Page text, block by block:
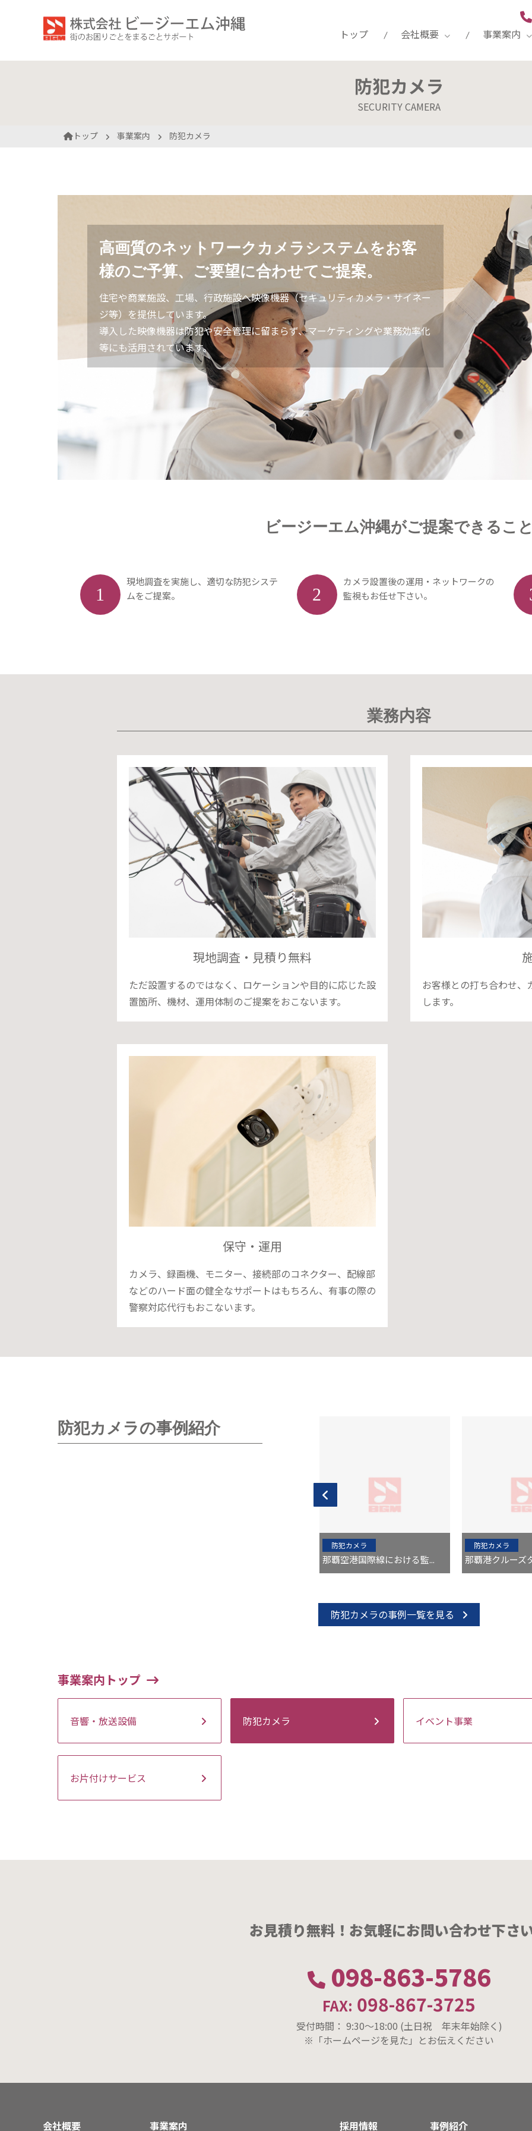
トップ 会社概要
ご挨拶
事業案内
防犯カメラ
新卒募集要項
防犯カメラ
SECURITY CAMERA
トップ 事業案内 防犯カメラ
高画質のネットワークカメラシステムをお客
様のご予算、ご要望に合わせてご提案。
住宅や商業施設、工場、行政施設へ映像機器（セキュリティカメラ・サイネー
ジ等）を提供しています。
導入した映像機器は防犯や安全管理に留まらず、マーケティングや業務効率化
等にも活用されています。
ビージーエム沖縄がご提案できるこ
1
現地調査を実施し、適切な防犯システ
ムをご提案。
2
カメラ設置後の運用・ネットワークの
監視もお任せ下さい。
業務内容
現地調査・見積り無料
ただ設置するのではなく、ロケーションや目的に応じた設
置箇所、機材、運用体制のご提案をおこないます。
お客様との打ち合わせ、
します。
保守・運用
カメラ、録画機、モニター、接続部のコネクター、配線部
などのハード面の健全なサポートはもちろん、有事の際の
警察対応代行もおこないます。
防犯カメラの事例紹介
防犯カメラ
那覇空港国際線における監...
防犯カメラ
那覇港クルーズ
防犯カメラの事例一覧を見る
事業案内トップ
音響・放送設備 防犯カメラ イベント事業
お片付けサービス
お見積り無料！お気軽にお問い合わせ下さ
098-863-5786
FAX: 098-867-3725
受付時間： 9:30〜18:00 (土日祝 年末年始除く)
※「ホームページを見た」とお伝えください
会社概要 事業案内 採用情報 事例紹介